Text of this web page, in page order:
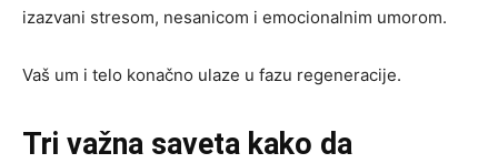
izazvani stresom, nesanicom i emocionalnim umorom.
Vaš um i telo konačno ulaze u fazu regeneracije.
Tri važna saveta kako da